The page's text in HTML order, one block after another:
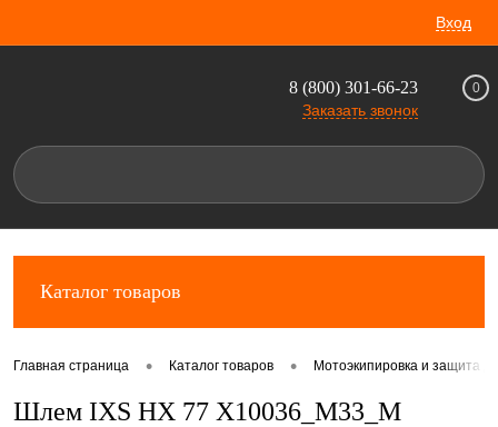
Вход
8 (800) 301-66-23
Заказать звонок
0
Каталог товаров
Главная страница • Каталог товаров • Мотоэкипировка и защита
Шлем IXS HX 77 X10036_M33_M